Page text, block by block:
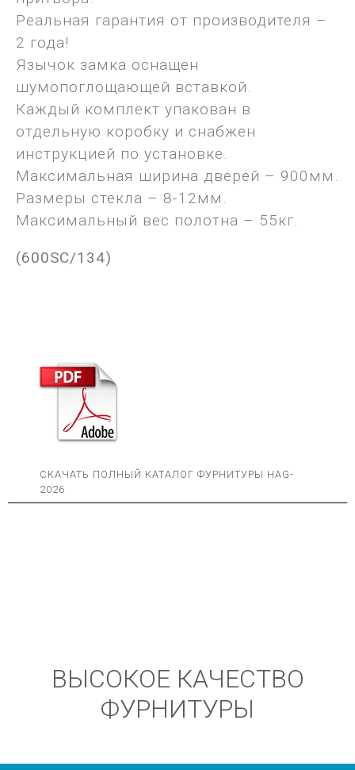
Реальная гарантия от производителя –
2 года!
Язычок замка оснащен
шумопоглощающей вставкой.
Каждый комплект упакован в
отдельную коробку и снабжен
инструкцией по установке.
Максимальная ширина дверей – 900мм.
Размеры стекла – 8-12мм.
Максимальный вес полотна – 55кг.
(600SC/134)
СКАЧАТЬ ПОЛНЫЙ КАТАЛОГ ФУРНИТУРЫ HAG-
2026
ВЫСОКОЕ КАЧЕСТВО
ФУРНИТУРЫ